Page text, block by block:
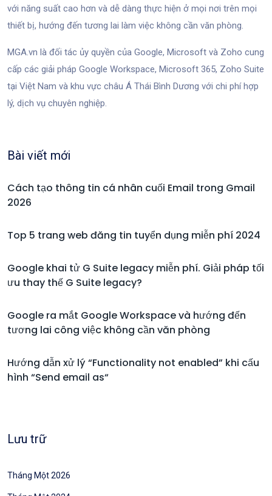
với năng suất cao hơn và dễ dàng thực hiện ở mọi nơi trên mọi
thiết bị, hướng đến tương lai làm việc không cần văn phòng.
MGA.vn là đối tác ủy quyền của Google, Microsoft và Zoho cung
cấp các giải pháp Google Workspace, Microsoft 365, Zoho Suite
tại Việt Nam và khu vực châu Á Thái Bình Dương với chi phí hợp
lý, dịch vụ chuyên nghiệp.
Bài viết mới
Cách tạo thông tin cá nhân cuối Email trong Gmail
2026
Top 5 trang web đăng tin tuyển dụng miễn phí 2024
Google khai tử G Suite legacy miễn phí. Giải pháp tối
ưu thay thế G Suite legacy?
Google ra mắt Google Workspace và hướng đến
tương lai công việc không cần văn phòng
Hướng dẫn xử lý “Functionality not enabled” khi cấu
hình “Send email as“
Lưu trữ
Tháng Một 2026